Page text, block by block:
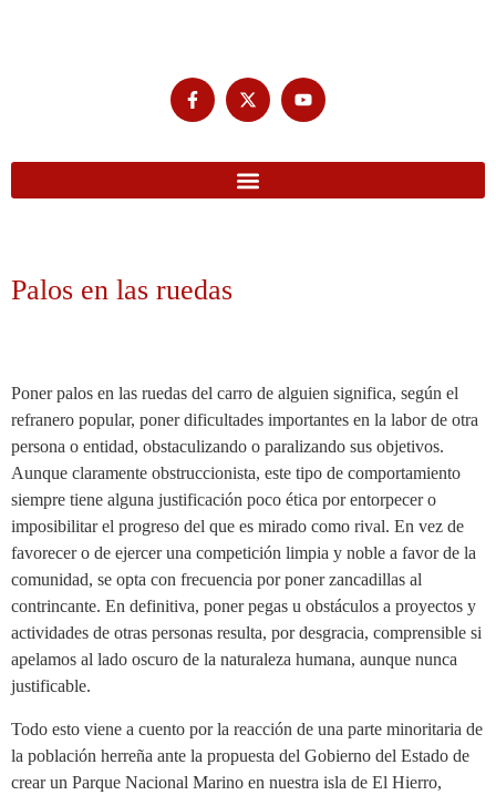
Palos en las ruedas
Poner palos en las ruedas del carro de alguien significa, según el
refranero popular, poner dificultades importantes en la labor de otra
persona o entidad, obstaculizando o paralizando sus objetivos.
Aunque claramente obstruccionista, este tipo de comportamiento
siempre tiene alguna justificación poco ética por entorpecer o
imposibilitar el progreso del que es mirado como rival. En vez de
favorecer o de ejercer una competición limpia y noble a favor de la
comunidad, se opta con frecuencia por poner zancadillas al
contrincante. En definitiva, poner pegas u obstáculos a proyectos y
actividades de otras personas resulta, por desgracia, comprensible si
apelamos al lado oscuro de la naturaleza humana, aunque nunca
justificable.
Todo esto viene a cuento por la reacción de una parte minoritaria de
la población herreña ante la propuesta del Gobierno del Estado de
crear un Parque Nacional Marino en nuestra isla de El Hierro,